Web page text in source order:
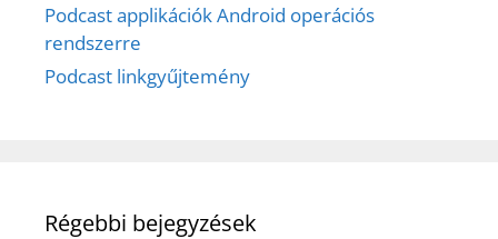
Podcast applikációk Android operációs
rendszerre
Podcast linkgyűjtemény
Régebbi bejegyzések